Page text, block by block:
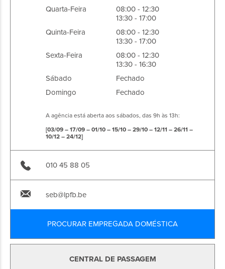
Quarta-Feira
08:00 - 12:30
13:30 - 17:00
Quinta-Feira
08:00 - 12:30
13:30 - 17:00
Sexta-Feira
08:00 - 12:30
13:30 - 16:30
Sábado
Fechado
Domingo
Fechado
A agência está aberta aos sábados, das 9h às 13h:
[03/09 – 17/09 – 01/10 – 15/10 – 29/10 – 12/11 – 26/11 –
10/12 – 24/12]
010 45 88 05
seb@lpfb.be
PROCURAR EMPREGADA DOMÉSTICA
CENTRAL DE PASSAGEM